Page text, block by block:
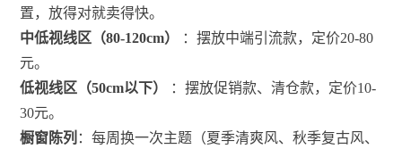
置，放得对就卖得快。
中低视线区（80-120cm）
：摆放中端引流款，定价20-80
元。
低视线区（50cm以下）
：摆放促销款、清仓款，定价10-
30元。
橱窗陈列 ：每周换一次主题（夏季清爽风、秋季复古风、